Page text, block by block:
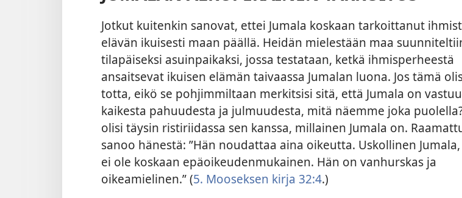
Jotkut kuitenkin sanovat, ettei Jumala koskaan tarkoittanut
elävän ikuisesti maan päällä. Heidän mielestään maa
tilapäiseksi asuinpaikaksi, jossa testataan, ketkä ihmisperheestä
ansaitsevat ikuisen elämän taivaassa Jumalan luona. Jos tämä
totta, eikö se pohjimmiltaan merkitsisi sitä, että Jumala on
kaikesta pahuudesta ja julmuudesta, mitä näemme joka
olisi täysin ristiriidassa sen kanssa, millainen Jumala on.
sanoo hänestä: ”Hän noudattaa aina oikeutta. Uskollinen
ei ole koskaan epäoikeudenmukainen. Hän on vanhurskas ja
oikeamielinen.” (5. Mooseksen kirja 32:4.)